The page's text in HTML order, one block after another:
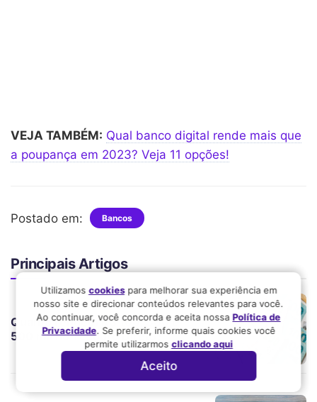
VEJA TAMBÉM: Qual banco digital rende mais que
a poupança em 2023? Veja 11 opções!
Postado em: Bancos
Principais Artigos
Quanto rendem R$ 100, 300 e
500 mil no Tesouro Direto?
Utilizamos cookiespara melhorar sua experiência em
nosso site e direcionar conteúdos relevantes para você.
Ao continuar, você concorda e aceita nossaPolítica de
Privacidade. Se preferir, informe quais cookies você
permite utilizarmos clicando aqui
Aceito